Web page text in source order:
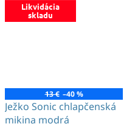
Likvidácia
skladu
13 € –40 %
Ježko Sonic chlapčenská
mikina modrá